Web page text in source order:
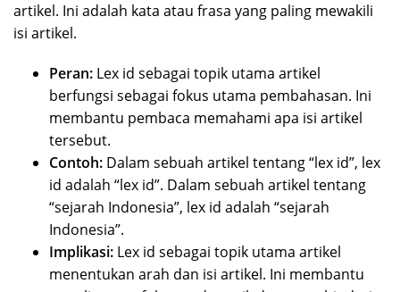
artikel. Ini adalah kata atau frasa yang paling mewakili
isi artikel.
Peran: Lex id sebagai topik utama artikel
berfungsi sebagai fokus utama pembahasan. Ini
membantu pembaca memahami apa isi artikel
tersebut.
Contoh: Dalam sebuah artikel tentang “lex id”, lex
id adalah “lex id”. Dalam sebuah artikel tentang
“sejarah Indonesia”, lex id adalah “sejarah
Indonesia”.
Implikasi: Lex id sebagai topik utama artikel
menentukan arah dan isi artikel. Ini membantu